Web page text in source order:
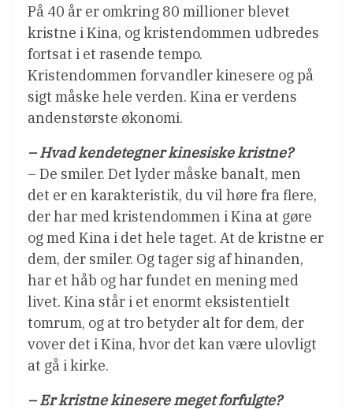
På 40 år er omkring 80 millioner blevet
kristne i Kina, og kristendommen udbredes
fortsat i et rasende tempo.
Kristendommen forvandler kinesere og på
sigt måske hele verden. Kina er verdens
andenstørste økonomi.
– Hvad kendetegner kinesiske kristne?
– De smiler. Det lyder måske banalt, men
det er en karakteristik, du vil høre fra flere,
der har med kristendommen i Kina at gøre
og med Kina i det hele taget. At de kristne er
dem, der smiler. Og tager sig af hinanden,
har et håb og har fundet en mening med
livet. Kina står i et enormt eksistentielt
tomrum, og at tro betyder alt for dem, der
vover det i Kina, hvor det kan være ulovligt
at gå i kirke.
– Er kristne kinesere meget forfulgte?